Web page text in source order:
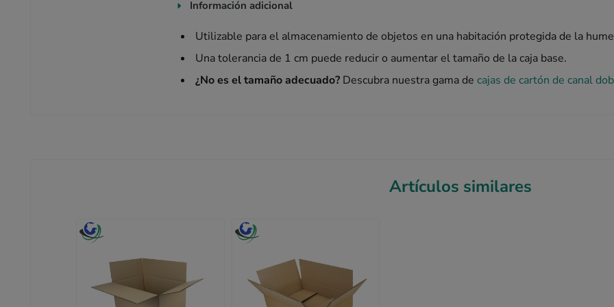
Información adicional
Utilizable para el almacenamiento de objetos en una habitación protegida de la
Una tolerancia de 1 cm puede reducir o aumentar el tamaño de la caja base.
¿No es el tamaño adecuado? Descubra nuestra gama decajas de cartón de canal
Artículos similares